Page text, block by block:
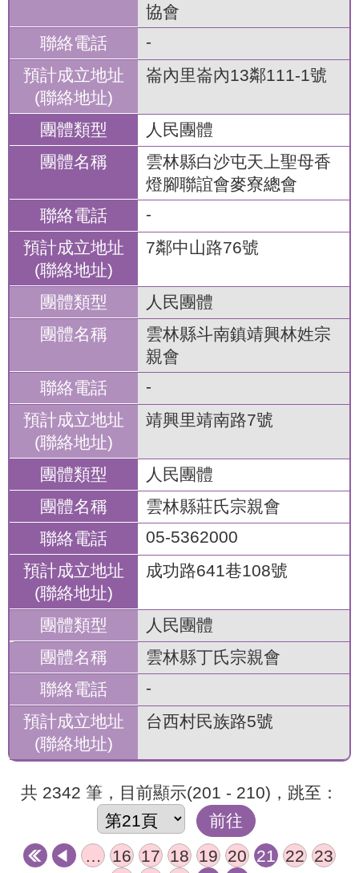
協會
-
崙內里崙內13鄰111-1號
人民團體
雲林縣白沙屯天上聖母香
燈腳聯誼會麥寮總會
-
7鄰中山路76號
人民團體
雲林縣斗南鎮靖興林姓宗
親會
-
靖興里靖南路7號
人民團體
雲林縣莊氏宗親會
05-5362000
成功路641巷108號
人民團體
雲林縣丁氏宗親會
-
台西村民族路5號
共 2342 筆，目前顯示(201 - 210)，跳至：
前往
…
16 17 18 19 20 21 22 23